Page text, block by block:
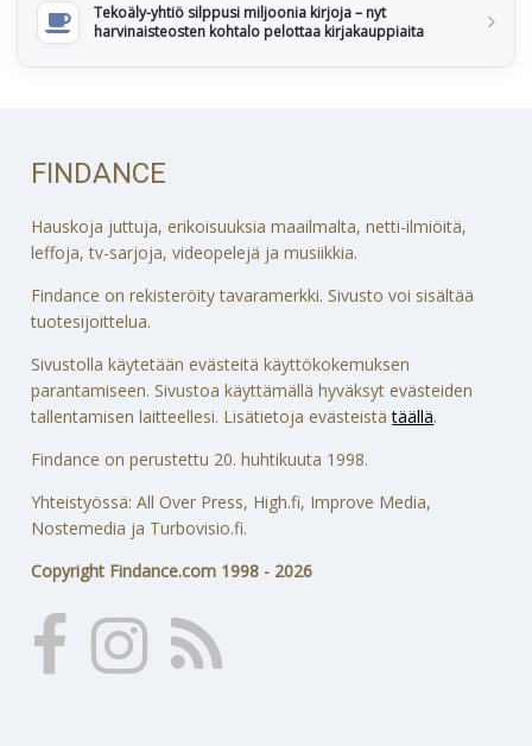
Tekoäly-yhtiö silppusi miljoonia kirjoja – nyt
harvinaisteosten kohtalo pelottaa kirjakauppiaita
FINDANCE
Hauskoja juttuja, erikoisuuksia maailmalta, netti-ilmiöitä,
leffoja, tv-sarjoja, videopelejä ja musiikkia.
Findance on rekisteröity tavaramerkki. Sivusto voi sisältää
tuotesijoittelua.
Sivustolla käytetään evästeitä käyttökokemuksen
parantamiseen. Sivustoa käyttämällä hyväksyt evästeiden
tallentamisen laitteellesi. Lisätietoja evästeistätäällä.
Findance on perustettu 20. huhtikuuta 1998.
Yhteistyössä: All Over Press, High.fi, Improve Media,
Nostemedia ja Turbovisio.fi.
Copyright Findance.com 1998 - 2026